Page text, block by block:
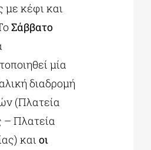
με κέφι και
Σάββατο
μία
διαδρομή
(Πλατεία
– Πλατεία
και οι